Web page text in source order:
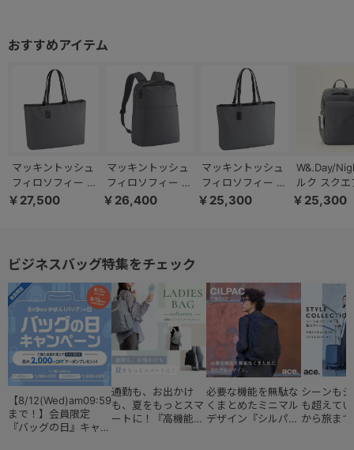
マッキントッシュ
フィロソフィー ミ
ア 11204 トートバ
￥27,500
マッキントッシュ
フィロソフィー ミ
ア 11201 リュック
￥26,400
マッキントッシュ
フィロソフィー ミ
ア 11203 トートバ
￥25,300
W&.Day/
ルク スクエ
ック A4サ
￥25,300
ビジネスバッグ特集をチェック
【8/12(Wed)am09:59
まで！】会員限定
『バッグの日』キャン
通勤も、お出かけ
も、夏をもっとスマ
ートに！『高機能レ
必要な機能を無駄な
くまとめたミニマル
デザイン『シルパッ
シーンも
も超えて
から旅ま